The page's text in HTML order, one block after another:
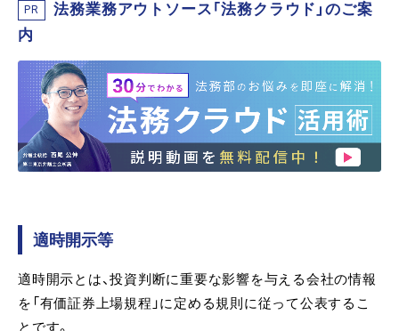
PR
法務業務アウトソース「法務クラウド」のご案
内
適時開示等
適時開示とは、投資判断に重要な影響を与える会社の情報
を「有価証券上場規程」に定める規則に従って公表するこ
とです。